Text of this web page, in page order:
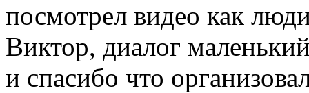
посмотрел видео как
Виктор, диалог
и спасибо что